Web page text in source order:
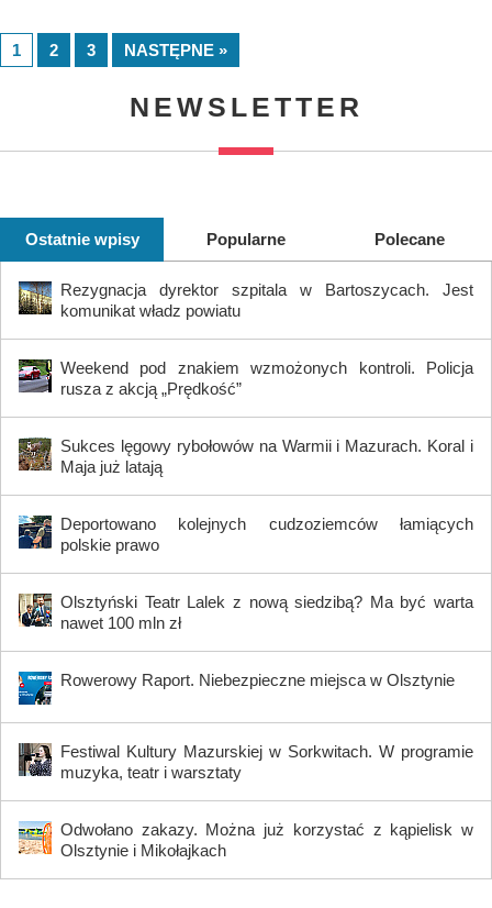
1 2 3 NASTĘPNE »
NEWSLETTER
Ostatnie wpisy Popularne Polecane
Rezygnacja dyrektor szpitala w Bartoszycach. Jest
komunikat władz powiatu
Weekend pod znakiem wzmożonych kontroli. Policja
rusza z akcją „Prędkość”
Sukces lęgowy rybołowów na Warmii i Mazurach. Koral i
Maja już latają
Deportowano kolejnych cudzoziemców łamiących
polskie prawo
Olsztyński Teatr Lalek z nową siedzibą? Ma być warta
nawet 100 mln zł
Rowerowy Raport. Niebezpieczne miejsca w Olsztynie
Festiwal Kultury Mazurskiej w Sorkwitach. W programie
muzyka, teatr i warsztaty
Odwołano zakazy. Można już korzystać z kąpielisk w
Olsztynie i Mikołajkach